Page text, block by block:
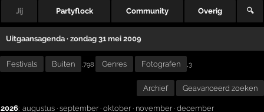
Jij Partyflock Community Overig 🔍
Uitgaansagenda · zondag 31 mei 2009
Festivals Buiten ,798 Genres Fotografen ,3
Archief Geavanceerd zoeken
2026: augustus · september· oktober· november· december